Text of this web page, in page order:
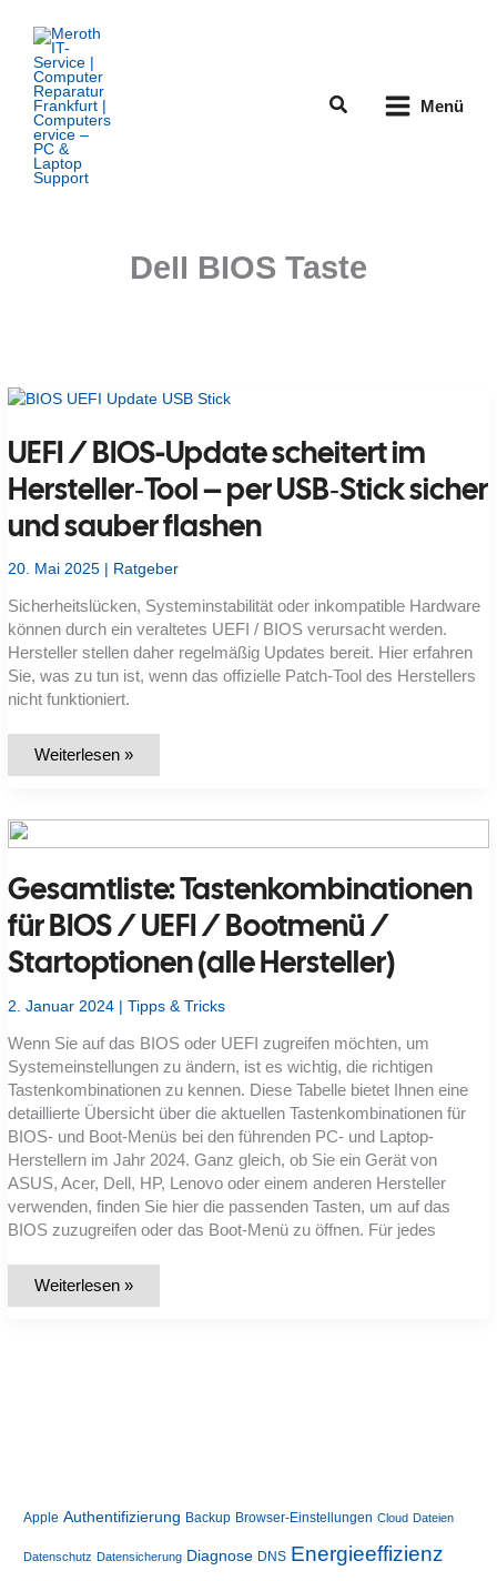
Inhalt
springen
Suchen Menü
Dell BIOS Taste
UEFI / BIOS-Update scheitert im
Hersteller‑Tool – per USB‑Stick sicher
und sauber flashen
20. Mai 2025 Ratgeber
Sicherheitslücken, Systeminstabilität oder inkompatible Hardware
können durch ein veraltetes UEFI / BIOS verursacht werden.
Hersteller stellen daher regelmäßig Updates bereit. Hier erfahren
Sie, was zu tun ist, wenn das offizielle Patch-Tool des Herstellers
nicht funktioniert.
UEFI
scheitert
Hersteller‑Tool –
USB‑Stick
sicher
und
sauber
flashen
Weiterlesen »
Gesamtliste: Tastenkombinationen
für BIOS / UEFI / Bootmenü /
Startoptionen (alle Hersteller)
2. Januar 2024 |Tipps & Tricks
Wenn Sie auf das BIOS oder UEFI zugreifen möchten, um
Systemeinstellungen zu ändern, ist es wichtig, die richtigen
Tastenkombinationen zu kennen. Diese Tabelle bietet Ihnen eine
detaillierte Übersicht über die aktuellen Tastenkombinationen für
BIOS- und Boot-Menüs bei den führenden PC- und Laptop-
Herstellern im Jahr 2024. Ganz gleich, ob Sie ein Gerät von
ASUS, Acer, Dell, HP, Lenovo oder einem anderen Hersteller
verwenden, finden Sie hier die passenden Tasten, um auf das
BIOS zuzugreifen oder das Boot-Menü zu öffnen. Für jedes
Gesamtliste:
Weiterlesen »
Apple Authentifizierung Backup Browser-Einstellungen Cloud Dateien
Datenschutz Datensicherung Diagnose DNS Energieeffizienz